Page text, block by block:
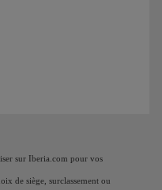
sur Iberia.com pour vos
de siège, surclassement ou